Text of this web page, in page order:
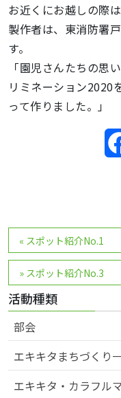
お近くにお越しの際
製作者は、東消防署
す。
「園児さんたちの思
リミネーション2020
って作りました。」
投
稿
ナ
ビ
ゲ
ー
シ
ョ
ン
« スポット紹介No.1
» スポット紹介No.3
活動種類
部会
エキキタまちづくり
エキキタ・カラフル